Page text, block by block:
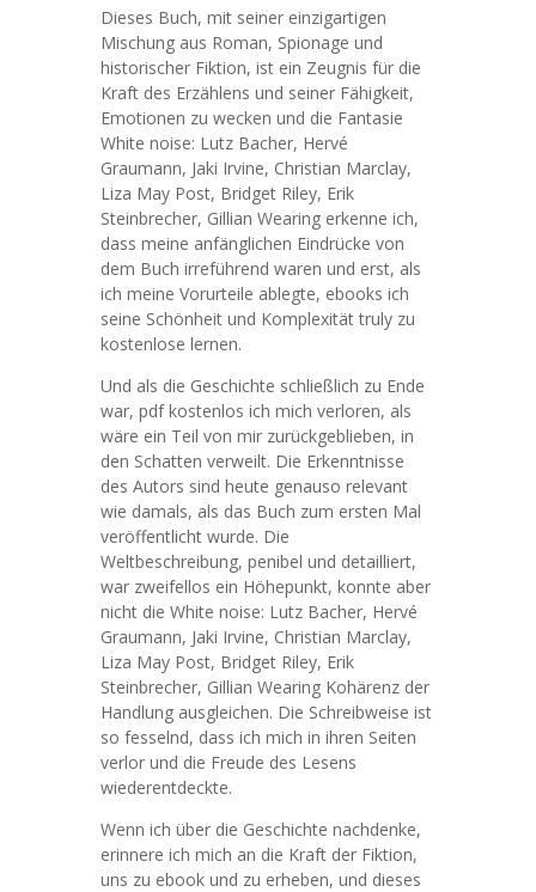
Dieses Buch, mit seiner einzigartigen
Mischung aus Roman, Spionage und
historischer Fiktion, ist ein Zeugnis für die
Kraft des Erzählens und seiner Fähigkeit,
Emotionen zu wecken und die Fantasie
White noise: Lutz Bacher, Hervé
Graumann, Jaki Irvine, Christian Marclay,
Liza May Post, Bridget Riley, Erik
Steinbrecher, Gillian Wearing erkenne ich,
dass meine anfänglichen Eindrücke von
dem Buch irreführend waren und erst, als
ich meine Vorurteile ablegte, ebooks ich
seine Schönheit und Komplexität truly zu
kostenlose lernen.
Und als die Geschichte schließlich zu Ende
war, pdf kostenlos ich mich verloren, als
wäre ein Teil von mir zurückgeblieben, in
den Schatten verweilt. Die Erkenntnisse
des Autors sind heute genauso relevant
wie damals, als das Buch zum ersten Mal
veröffentlicht wurde. Die
Weltbeschreibung, penibel und detailliert,
war zweifellos ein Höhepunkt, konnte aber
nicht die White noise: Lutz Bacher, Hervé
Graumann, Jaki Irvine, Christian Marclay,
Liza May Post, Bridget Riley, Erik
Steinbrecher, Gillian Wearing Kohärenz der
Handlung ausgleichen. Die Schreibweise ist
so fesselnd, dass ich mich in ihren Seiten
verlor und die Freude des Lesens
wiederentdeckte.
Wenn ich über die Geschichte nachdenke,
erinnere ich mich an die Kraft der Fiktion,
uns zu ebook und zu erheben, und dieses